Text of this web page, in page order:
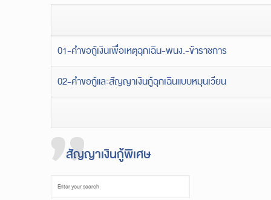
01-คำขอกู้เงินเพื่อเหตุฉุกเฉิน-พนง.-ข้าราชการ
02-คำขอกู้และสัญญาเงินกู้ฉุกเฉินแบบหมุนเวียน
สัญญาเงินกู้พิเศษ